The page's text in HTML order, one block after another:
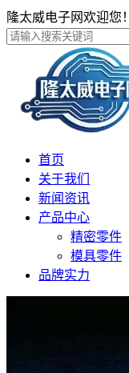
隆太威电子网欢迎您！
首页
关于我们
新闻资讯
产品中心
精密零件
模具零件
品牌实力